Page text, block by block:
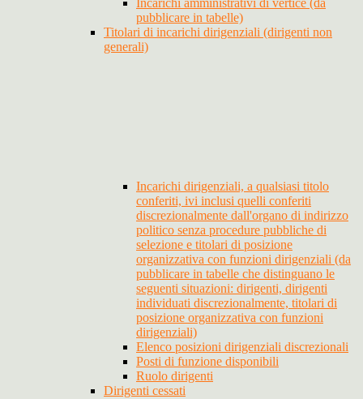
Incarichi amministrativi di vertice (da
pubblicare in tabelle)
Titolari di incarichi dirigenziali (dirigenti non
generali)
Incarichi dirigenziali, a qualsiasi titolo
conferiti, ivi inclusi quelli conferiti
discrezionalmente dall'organo di indirizzo
politico senza procedure pubbliche di
selezione e titolari di posizione
organizzativa con funzioni dirigenziali (da
pubblicare in tabelle che distinguano le
seguenti situazioni: dirigenti, dirigenti
individuati discrezionalmente, titolari di
posizione organizzativa con funzioni
dirigenziali)
Elenco posizioni dirigenziali discrezionali
Posti di funzione disponibili
Ruolo dirigenti
Dirigenti cessati